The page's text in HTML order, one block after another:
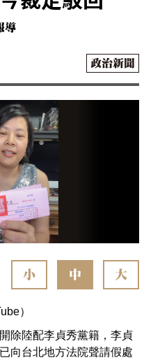
導
政治新聞
小 中 大
）
除陸配李貞秀黨籍，李貞
向台北地方法院聲請假處